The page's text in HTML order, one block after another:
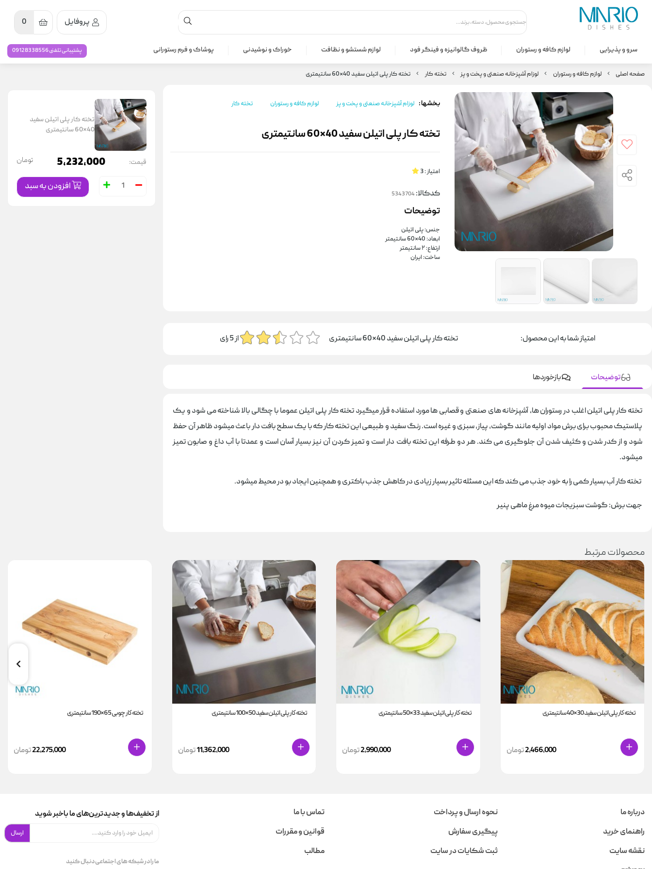
پروفایل 0
سرو و پذیرایی لوازم کافه و رستوران ظروف گالوانیزه و فینگر فود لوازم شستشو و نظافت خوراک و نوشیدنی پوشاک و فرم رستورانی پشتیبانی تلفنی 09128338556
صفحه اصلی لوازم کافه و رستوران لوزام آشپزخانه صنعتی و پخت و پز تخته کار تخته کار پلی اتیلن سفید 40*60 سانتیمتری
بخشها : لوزام آشپزخانه صنعتی و پخت و پز لوازم کافه و رستوران تخته کار
تخته کار پلی اتیلن سفید 40*60 سانتیمتری
امتیاز :3
کدکالا:
توضیحات
جنس: پلی اتیلن
ابعاد: 40*60 سانتیمتر
ارتفاع: ۲ سانتیمتر
ساخت: ایران
امتیاز شما به این محصول: تخته کار پلی اتیلن سفید 40*60 سانتیمتری از5رای
توضیحات بازخوردها
تخته کار پلی اتیلن اغلب در رستوران ها، آشپزخانه های صنعتی و قصابی ها مورد استفاده قرار میگیرد تخته کار پلی اتیلن عموما با چگالی بالا شناخته می شود و یک
پلاستیک محبوب برای برش مواد اولیه مانند گوشت، پیاز، سبزی و غیره است. رنگ سفید و طبیعی این تخته کار که با یک سطح بافت دار باعث میشود ظاهر آن حفظ
شود و از کدر شدن و کثیف شدن آن جلوگیری می کند. هر دو طرفه این تخته بافت دار است و تمیز کردن آن نیز بسیار آسان است و عمدتا با آب داغ و صابون تمیز
میشود.
تخته کار آب بسیار کمی را به خود جذب می کند که این مسئله تاثیر بسیار زیادی در کاهش جذب باکتری و همچنین ایجاد بو در محیط میشود.
جهت برش: گوشت سبزیجات میوه مرغ ماهی پنیر
تخته کار پلی اتیلن سفید
40*60 سانتیمتری
قیمت: 5,232,000 تومان
افزودن به سبد
محصولات مرتبط
تخته کار پلی اتیلن سفید 30*40 سانتیمتری
2,466,000تومان
تخته کار پلی اتیلن سفید 33*50 سانتیمتری
2,990,000تومان
تخته کار پلی اتیلن سفید 50*100 سانتیمتری
11,362,000تومان
تخته کار چوبی 65*190 سانتیمتری
22,275,000تومان
درباره ما نحوه ارسال و پرداخت
تماس با ما
راهنمای خرید
پیگیری سفارش
قوانین و مقررات
نقشه سایت
ثبت شکایات در سایت
مطالب
از تخفیف‌ها و جدیدترین‌های ما باخبر شوید
ارسال
ما را در شبکه های اجتماعی دنبال کنید